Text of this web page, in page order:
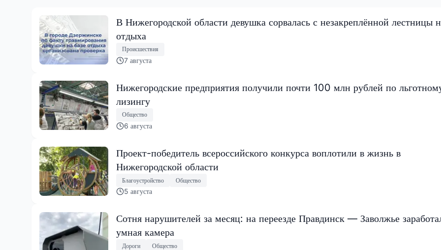
В Нижегородской области девушка сорвалась с незакреплённой лестницы
отдыха
Происшествия
7 августа
Нижегородские предприятия получили почти 100 млн рублей по
лизингу
Общество
6 августа
Проект-победитель всероссийского конкурса воплотили в жизнь в
Нижегородской области
Благоустройство Общество
5 августа
Сотня нарушителей за месяц: на переезде Правдинск — Заволжье
умная камера
Дороги Общество